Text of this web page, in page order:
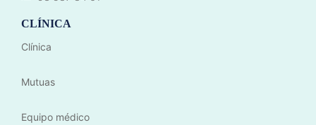
CLÍNICA
Clínica
Mutuas
Equipo médico